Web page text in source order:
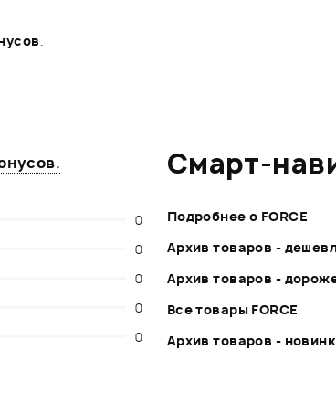
.
.
0
0
0
0
0
Смарт-
Подробнее о FORCE
Архив товаров -
Архив товаров -
Все товары FORCE
Архив товаров -